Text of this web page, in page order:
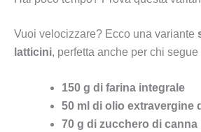
Vuoi velocizzare? Ecco una variante
latticini, perfetta anche per chi
150 g di farina integrale
50 ml di olio extravergine
70 g di zucchero di canna